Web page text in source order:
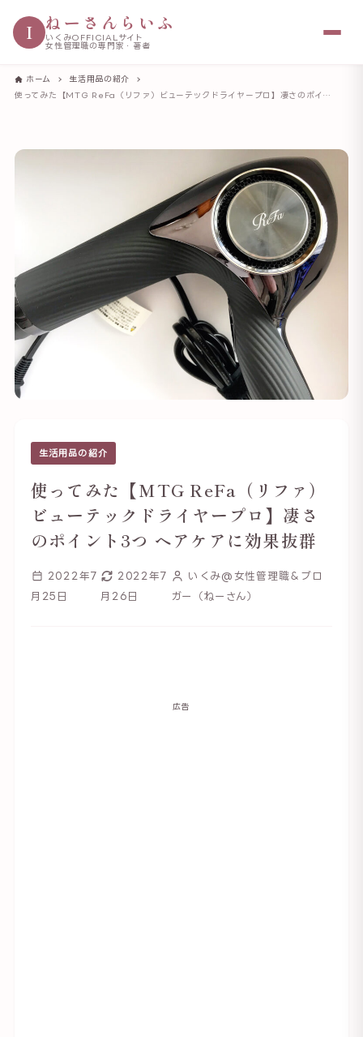
I ねーさんらいふ
いくみOFFICIALサイト
女性管理職の専門家・著者
ホーム
生活用品の紹介
使ってみた【MTG ReFa（リファ）ビューテックドライヤープロ】凄さのポイント3つ ヘアケアに効果抜群
生活用品の紹介
使ってみた【MTG ReFa（リファ）
ビューテックドライヤープロ】凄さ
のポイント3つ ヘアケアに効果抜群
2022年7
月25日
2022年7
月26日
いくみ@女性管理職＆ブロ
ガー（ねーさん）
広告